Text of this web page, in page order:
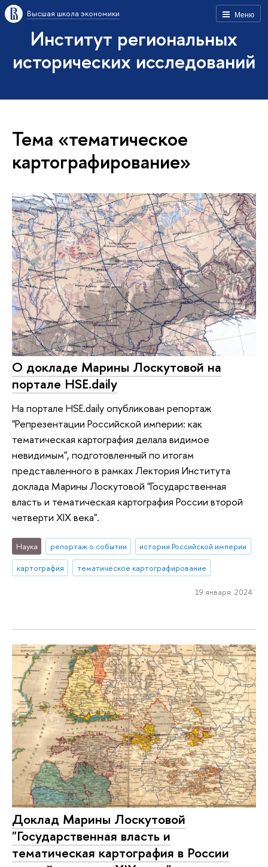
Меню
Высшая школа экономики
Институт региональных
исторических исследований
Тема «тематическое
картографирование»
О докладе Марины Лоскутовой на
портале HSE.daily
На портале HSE.daily опубликован репортаж
"Репрезентации Российской империи: как
тематическая картография делала видимое
невидимым", подготовленный по итогам
представленного в рамках Лектория Института
доклада Марины Лоскутовой "Государственная
власть и тематическая картография России второй
четверти XIX века".
Наука репортаж о событии
история Российской империи
картография
тематическое картографирование
19 января 2024
Доклад Марины Лоскутовой
"Государственная власть и
тематическая картография в России